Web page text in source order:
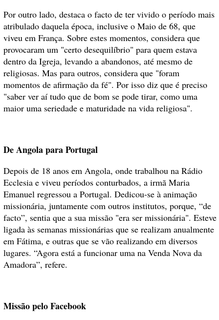
Por outro lado, destaca o facto de ter vivido o período mais
atribulado daquela época, inclusive o Maio de 68, que
viveu em França. Sobre estes momentos, considera que
provocaram um "certo desequilíbrio" para quem estava
dentro da Igreja, levando a abandonos, até mesmo de
religiosas. Mas para outros, considera que "foram
momentos de afirmação da fé". Por isso diz que é preciso
"saber ver aí tudo que de bom se pode tirar, como uma
maior uma seriedade e maturidade na vida religiosa".
De Angola para Portugal
Depois de 18 anos em Angola, onde trabalhou na Rádio
Ecclesia e viveu períodos conturbados, a irmã Maria
Emanuel regressou a Portugal. Dedicou-se à animação
missionária, juntamente com outros institutos, porque, “de
facto”, sentia que a sua missão "era ser missionária". Esteve
ligada às semanas missionárias que se realizam anualmente
em Fátima, e outras que se vão realizando em diversos
lugares. “Agora está a funcionar uma na Venda Nova da
Amadora”, refere.
Missão pelo Facebook